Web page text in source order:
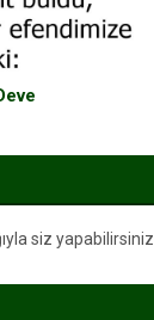
siz yapabilirsiniz.